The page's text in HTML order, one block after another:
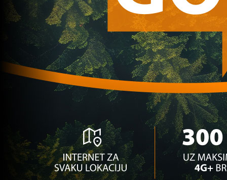
Premijer liga BiH
30 godina od reintegracije Grbavice: Simbol
ali i ponosa Željezničara!
4 mjesec 2 sedmica